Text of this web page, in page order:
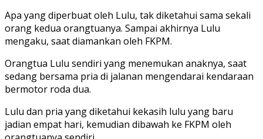
Apa yang diperbuat oleh Lulu, tak diketahui sama sekali
orang kedua orangtuanya. Sampai akhirnya Lulu
mengaku, saat diamankan oleh FKPM.
Orangtua Lulu sendiri yang menemukan anaknya, saat
sedang bersama pria di jalanan mengendarai kendaraan
bermotor roda dua.
Lulu dan pria yang diketahui kekasih lulu yang baru
jadian empat hari, kemudian dibawah ke FKPM oleh